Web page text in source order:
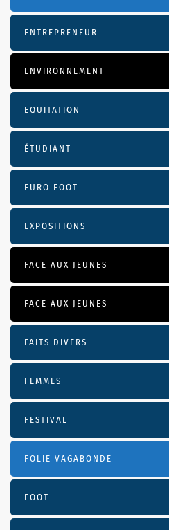
ENTREPRENEUR
ENVIRONNEMENT
EQUITATION
ÉTUDIANT
EURO FOOT
EXPOSITIONS
FACE AUX JEUNES
FACE AUX JEUNES
FAITS DIVERS
FEMMES
FESTIVAL
FOLIE VAGABONDE
FOOT